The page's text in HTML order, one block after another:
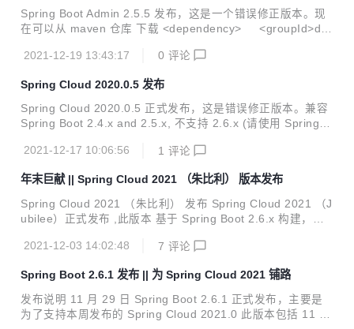
getter 和 setter 会有所不...
Spring Boot Admin 2.5.5 发布，这是一个错误修正版本。现
在可以从 maven 仓库 下载 <dependency> <groupId>de.
arter-client</artifactId> <version>2.5.5</version> </de
groupId> <artifactId>spring-boot-admi...
2021-12-19 13:43:17 0 评论
Spring Cloud 2020.0.5 发布
Spring Cloud 2020.0.5 正式发布，这是错误修正版本。兼容
Spring Boot 2.4.x and 2.5.x, 不支持 2.6.x (请使用 Spring C
endencyManagement> <dependencies> <depend
pId> <artifactId>spring-cloud-dependencies</artif
ac...
2021-12-17 10:06:56 1 评论
年末巨献 || Spring Cloud 2021 （朱比利） 版本发布
Spring Cloud 2021 （朱比利） 发布 Spring Cloud 2021 （J
ubilee）正式发布 ,此版本 基于 Spring Boot 2.6.x 构建，不
库下载 <dependency> <groupId>org.springframewor
es</artifactId> <version>2021.0.0</version> <type>p
om</typ...
2021-12-03 14:02:48 7 评论
Spring Boot 2.6.1 发布 || 为 Spring Cloud 2021 铺路
发布说明 11 月 29 日 Spring Boot 2.6.1 正式发布，主要是
为了支持本周发布的 Spring Cloud 2021.0 此版本包括 11 个